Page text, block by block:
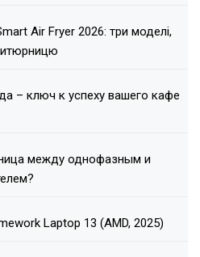
Air Fryer 2026: три моделі,
– ключ к успеху вашего кафе
между однофазным и
Laptop 13 (AMD, 2025)